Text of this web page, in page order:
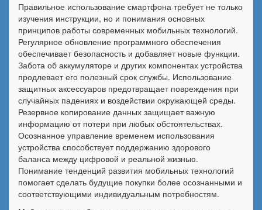
Правильное использование смартфона требует не только
изучения инструкции, но и понимания основных
принципов работы современных мобильных технологий.
Регулярное обновление программного обеспечения
обеспечивает безопасность и добавляет новые функции.
Забота об аккумуляторе и других компонентах устройства
продлевает его полезный срок службы. Использование
защитных аксессуаров предотвращает повреждения при
случайных падениях и воздействии окружающей среды.
Резервное копирование данных защищает важную
информацию от потери при любых обстоятельствах.
Осознанное управление временем использования
устройства способствует поддержанию здорового
баланса между цифровой и реальной жизнью.
Понимание тенденций развития мобильных технологий
помогает сделать будущие покупки более осознанными и
соответствующими индивидуальным потребностям.